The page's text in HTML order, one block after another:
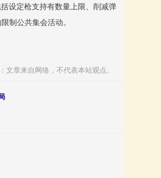
设定枪支持有数量上限、削减弹
制公共集会活动。
文章来自网络，不代表本站观点。